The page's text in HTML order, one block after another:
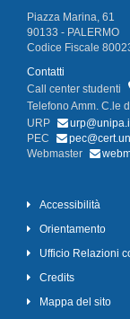
Piazza Marina, 61
90133 - PALERMO
Codice Fiscale
Contatti
Call center studenti
Telefono Amm. C.le
URP
PEC
Webmaster
Accessibilità
Orientamento
Ufficio Relazioni
Credits
Mappa del sito